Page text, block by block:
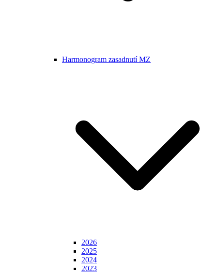
Harmonogram zasadnutí MZ
2026
2025
2024
2023